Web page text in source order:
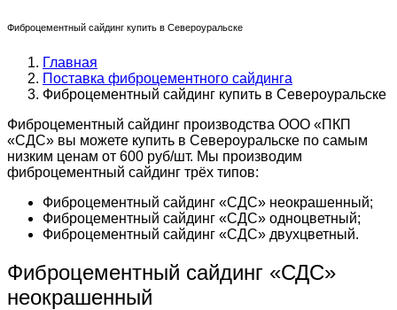
Фиброцементный сайдинг купить в Североуральске
Главная
Поставка фиброцементного сайдинга
Фиброцементный сайдинг купить в Североуральске
Фиброцементный сайдинг производства ООО «ПКП
«СДС» вы можете купить в Североуральске по самым
низким ценам от 600 руб/шт. Мы производим
фиброцементный сайдинг трёх типов:
Фиброцементный сайдинг «СДС» неокрашенный;
Фиброцементный сайдинг «СДС» одноцветный;
Фиброцементный сайдинг «СДС» двухцветный.
Фиброцементный сайдинг «СДС»
неокрашенный